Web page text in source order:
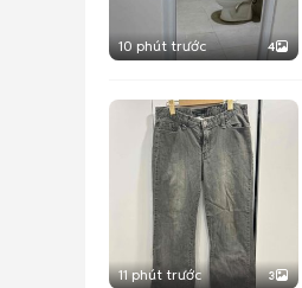
10 phút trước 4
11 phút trước 3